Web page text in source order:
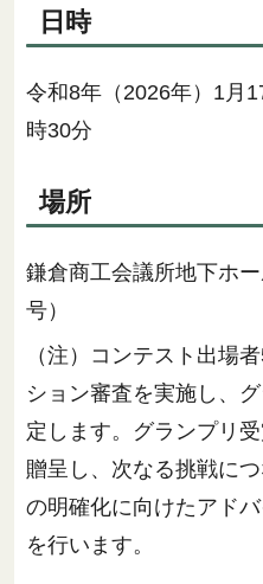
日時
令和8年（2026年）1月
時30分
場所
鎌倉商工会議所地下ホ
号）
（注）コンテスト出場
ション審査を実施し、
定します。グランプリ
贈呈し、次なる挑戦に
の明確化に向けたアド
を行います。